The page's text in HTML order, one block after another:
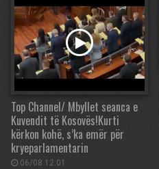
Top Channel/ Mbyllet seanca e
Kuvendit të Kosovës!Kurti
kërkon kohë, s’ka emër për
kryeparlamentarin
06/08 12:01